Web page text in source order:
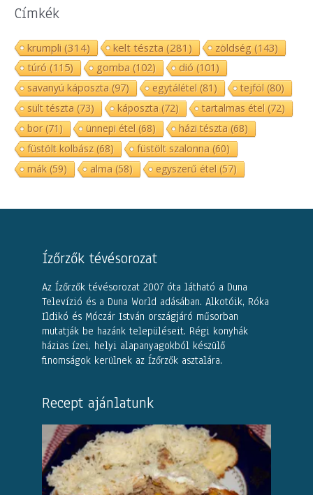
Címkék
krumpli(314) kelt tészta(281) zöldség(143)
túró (115) gomba (102) dió (101)
savanyú káposzta (97) egytálétel (81) tejföl (80)
sült tészta (73) káposzta (72) tartalmas étel (72)
bor(71) ünnepi étel (68) házi tészta (68)
füstölt kolbász(68) füstölt szalonna (60)
mák(59) alma (58) egyszerű étel (57)
Ízőrzők tévésorozat
Az Ízőrzők tévésorozat 2007 óta látható a Duna
Televízió és a Duna World adásában. Alkotóik, Róka
Ildikó és Móczár István országjáró műsorban
mutatják be hazánk településeit. Régi konyhák
házias ízei, helyi alapanyagokból készülő
finomságok kerülnek az Ízőrzők asztalára.
Recept ajánlatunk